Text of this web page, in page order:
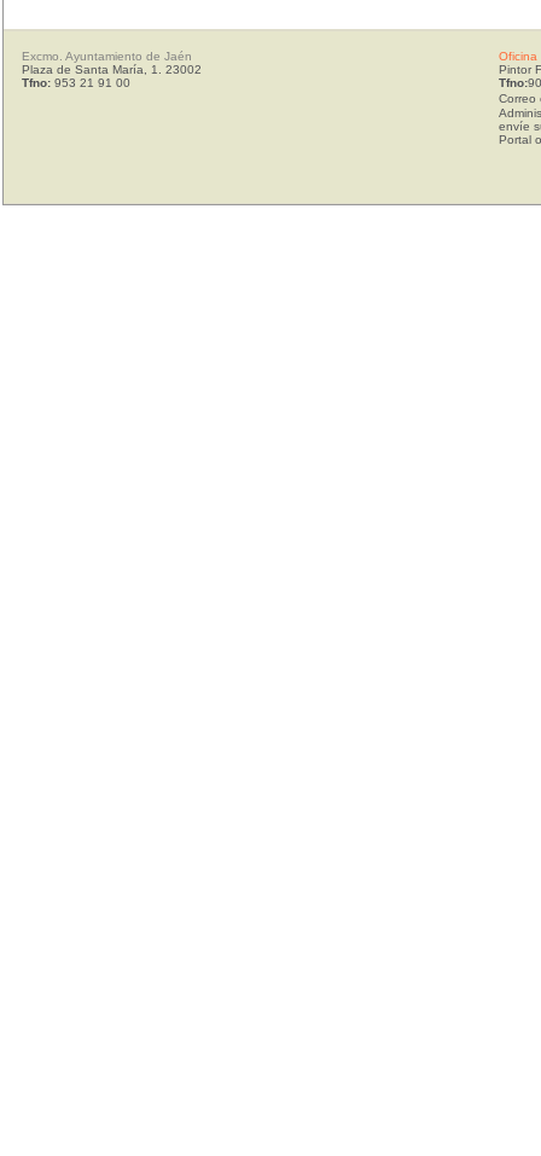
Excmo. Ayuntamiento de Jaén
Plaza de Santa María, 1. 23002
Tfno: 953 21 91 00
Oficina
Pintor
Tfno:
Correo
envíe
Portal